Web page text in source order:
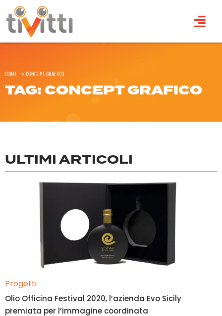
Home >Concept grafico
TAG: CONCEPT GRAFICO
ULTIMI ARTICOLI
Progetti
Olio Officina Festival 2020, l’azienda Evo Sicily
premiata per l’immagine coordinata